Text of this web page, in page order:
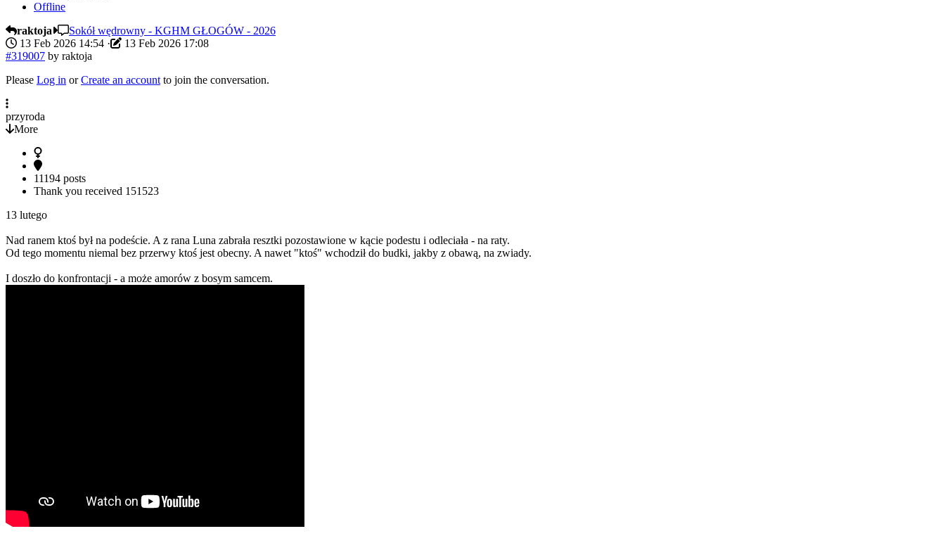
Offline
raktoja
Sokół wędrowny - KGHM GŁOGÓW - 2026
13 Feb 2026 14:54 ·
13 Feb 2026 17:08
#319007 by raktoja
Please Log in orCreate an account to join the conversation.
przyroda
More
11194 posts
Thank you received 151523
13 lutego
Nad ranem ktoś był na podeście. A z rana Luna zabrała resztki pozostawione w kącie podestu i odleciała - na raty.
Od tego momentu niemal bez przerwy ktoś jest obecny. A nawet "ktoś" wchodził do budki, jakby z obawą, na zwiady.
I doszło do konfrontacji - a może amorów z bosym samcem.